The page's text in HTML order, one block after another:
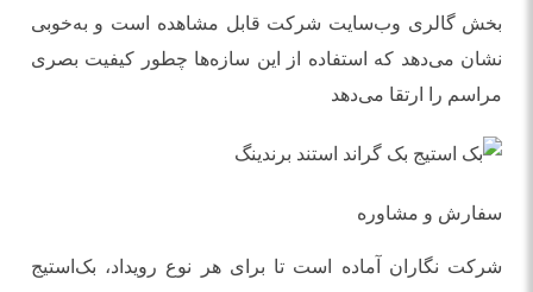
بخش گالری وب‌سایت شرکت قابل مشاهده است و به‌خوبی
نشان می‌دهد که استفاده از این سازه‌ها چطور کیفیت بصری
مراسم را ارتقا می‌دهد
سفارش و مشاوره
شرکت نگاران آماده است تا برای هر نوع رویداد، بک‌استیج